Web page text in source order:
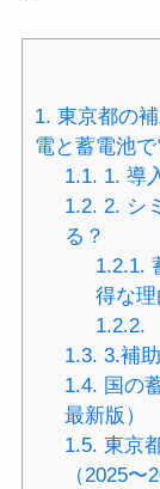
1. 東京都の
電と蓄電池
1.1. 1. 導
1.2. 2. シ
る？
1.2.1.
得な理
1.2.2.
1.3. 3.補
1.4. 国の
最新版）
1.5. 東京
（2025〜